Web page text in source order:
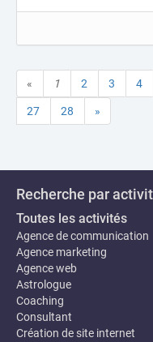
« 1 2 3 4
27 28 »
Recherche par
Toutes les activités
Agence de communication
Agence marketing
Agence web
Astrologue
Coaching
Consultant
Création de site internet